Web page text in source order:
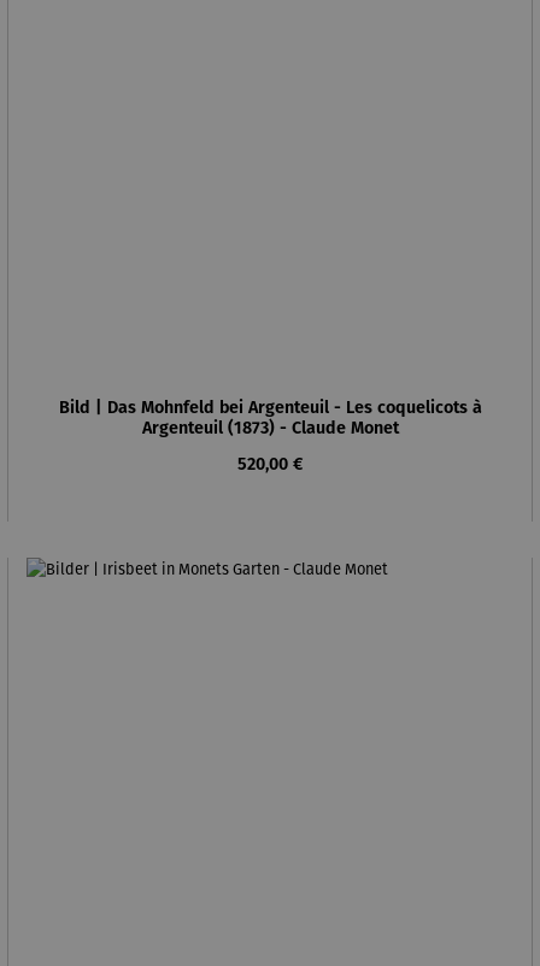
Bild | Das Mohnfeld bei Argenteuil - Les coquelicots à
Argenteuil (1873) - Claude Monet
Regulärer Preis:
520,00 €